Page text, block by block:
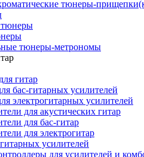
тюнеры-
тюнеры-метрономы
гитар
бас-гитарных усилителей
электрогитарных усилителей
для акустических гитар
для бас-гитар
для электрогитар
усилителей
для усилителей и